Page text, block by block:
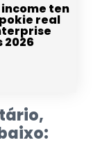
ten
real
2026